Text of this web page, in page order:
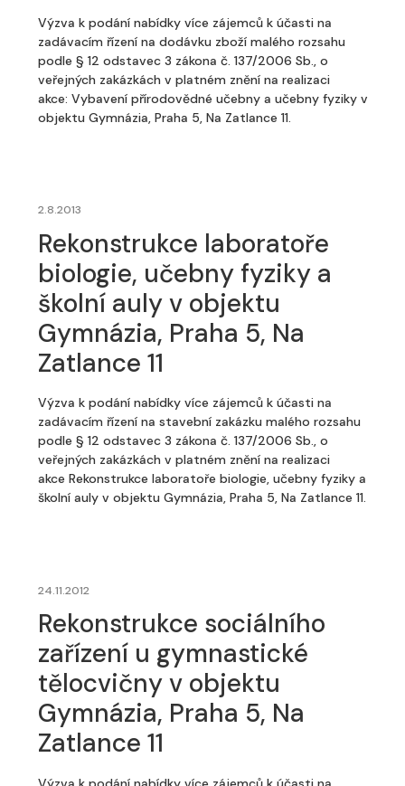
Výzva k podání nabídky více zájemců k účasti na
zadávacím řízení na dodávku zboží malého rozsahu
podle § 12 odstavec 3 zákona č. 137/2006 Sb., o
veřejných zakázkách v platném znění na realizaci
akce: Vybavení přírodovědné učebny a učebny fyziky v
objektu Gymnázia, Praha 5, Na Zatlance 11.
2.8.2013
Rekonstrukce laboratoře
biologie, učebny fyziky a
školní auly v objektu
Gymnázia, Praha 5, Na
Zatlance 11
Výzva k podání nabídky více zájemců k účasti na
zadávacím řízení na stavební zakázku malého rozsahu
podle § 12 odstavec 3 zákona č. 137/2006 Sb., o
veřejných zakázkách v platném znění na realizaci
akce Rekonstrukce laboratoře biologie, učebny fyziky a
školní auly v objektu Gymnázia, Praha 5, Na Zatlance 11.
24.11.2012
Rekonstrukce sociálního
zařízení u gymnastické
tělocvičny v objektu
Gymnázia, Praha 5, Na
Zatlance 11